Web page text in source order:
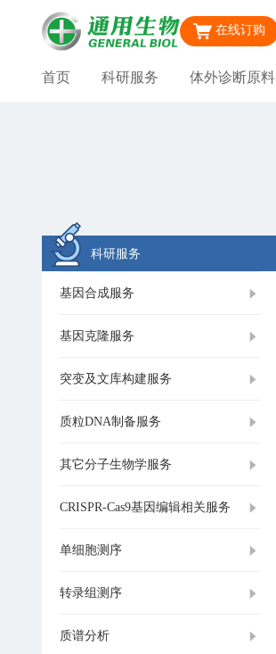
在线订购
首页 科研服务 体外诊断原料
科研服务
基因合成服务
基因克隆服务
突变及文库构建服务
质粒DNA制备服务
其它分子生物学服务
CRISPR-Cas9基因编辑相关服务
单细胞测序
转录组测序
质谱分析